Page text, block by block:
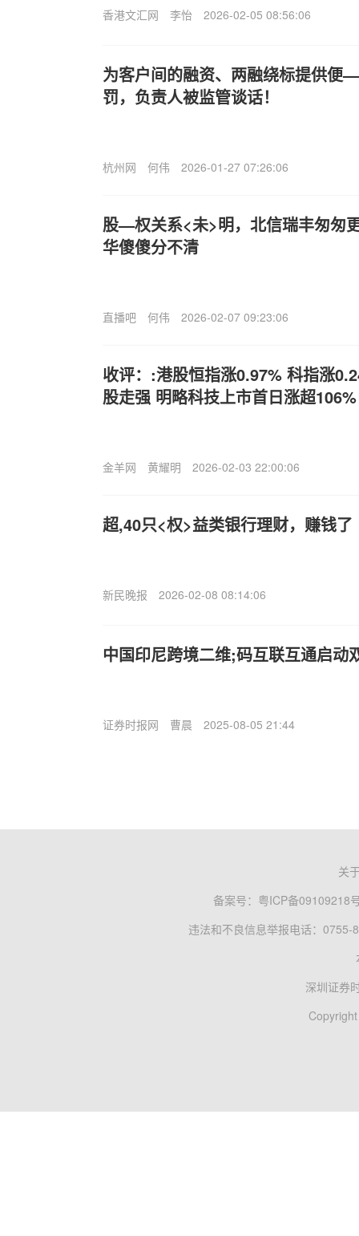
香港文汇网 李怡 2026-02-05 08:56:06
为客户间的融资、两融绕标提供便
罚，负责人被监管谈话！
杭州网 何伟 2026-01-27 07:26:06
股—权关系<未>明，北信瑞丰匆匆
华傻傻分不清
直播吧 何伟 2026-02-07 09:23:06
收评：:港股恒指涨0.97% 科指涨
股走强 明略科技上市首日涨超106%
金羊网 黄耀明 2026-02-03 22:00:06
超,40只<权>益类银行理财，赚钱了
新民晚报 2026-02-08 08:14:06
中国印尼跨境二维;码互联互通启动
证券时报网 曹晨 2025-08-05 21:44
关
备案号： 粤ICP备09109218
违法和不良信息举报电话：0755-
深圳证券